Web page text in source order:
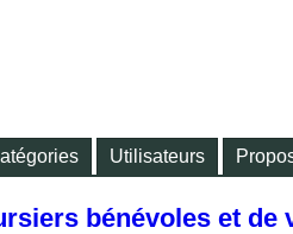
Utilisateurs
bénévoles et